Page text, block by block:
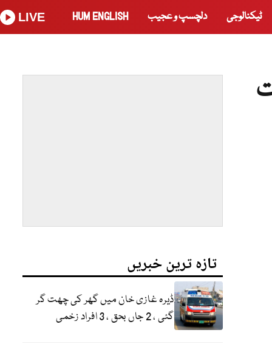
ٹیکنالوجی دلچسپ و عجیب HUM ENGLISH
LIVE
تازہ ترین خبریں
ڈیرہ غازی خان میں گھر کی چھت گر
گئی ، 2 جاں بحق ، 3 افراد زخمی